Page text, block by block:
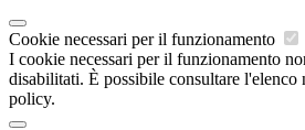
Cookie necessari per il funzionamento
I cookie necessari per il funzionamento
disabilitati. È possibile consultare l'elenco
policy.